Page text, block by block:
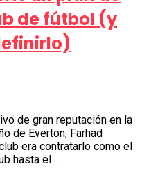
de fútbol (y
de gran reputación en la
de Everton, Farhad
era contratarlo como el
hasta el …